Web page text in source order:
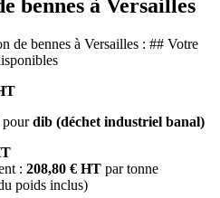
bennes à Versailles
de bennes à Versailles : ## Votre
pourdib (déchet industriel banal)
: 208,80 € HT par tonne
poids inclus)